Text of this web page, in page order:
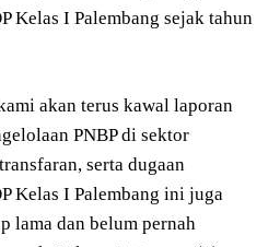
Kelas I Palembang sejak tahun
akan terus kawal laporan
PNBP di sektor
serta dugaan
Kelas I Palembang ini juga
lama dan belum pernah